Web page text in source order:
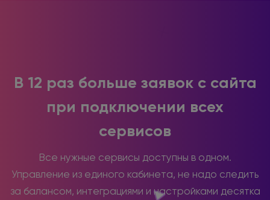
В 12 раз больше заявок с сайта
при подключении всех
сервисов
Все нужные сервисы доступны в одном.
Управление из единого кабинета, не надо следить
за балансом, интеграциями и настройками десятка